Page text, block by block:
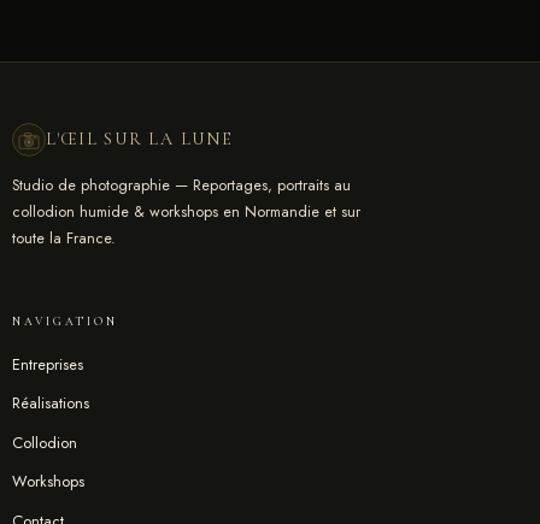
L'ŒIL SUR LA LUNE
Studio de photographie — Reportages, portraits au
collodion humide & workshops en Normandie et sur
toute la France.
NAVIGATION
Entreprises
Réalisations
Collodion
Workshops